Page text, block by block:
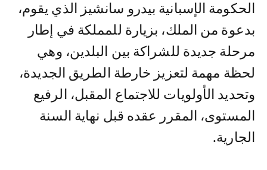
الحكومة الإسبانية بيدرو سانشيز الذي يقوم،
بدعوة من الملك، بزيارة للمملكة في إطار
مرحلة جديدة للشراكة بين البلدين، وهي
لحظة مهمة لتعزيز خارطة الطريق الجديدة،
وتحديد الأولويات للاجتماع المقبل، الرفيع
المستوى، المقرر عقده قبل نهاية السنة
الجارية.